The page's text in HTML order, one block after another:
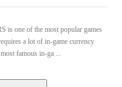
is one of the most popular games
a lot of in-game currency
famous in-ga ...